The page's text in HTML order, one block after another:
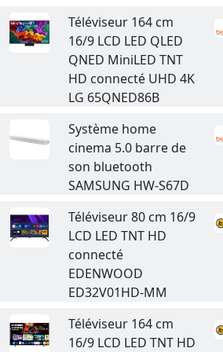
Téléviseur 164 cm
16/9 LCD LED QLED
QNED MiniLED TNT
HD connecté UHD 4K
LG 65QNED86B
Système home
cinema 5.0 barre de
son bluetooth
SAMSUNG HW-S67D
Téléviseur 80 cm 16/9
LCD LED TNT HD
connecté
EDENWOOD
ED32V01HD-MM
Téléviseur 164 cm
16/9 LCD LED TNT HD